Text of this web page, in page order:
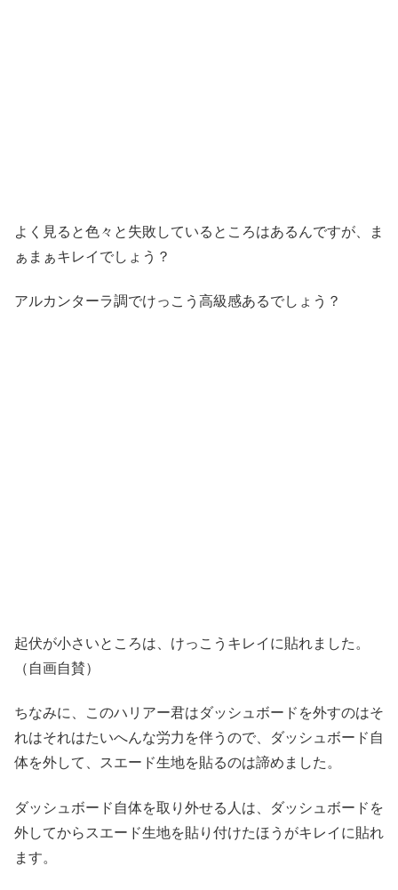
よく見ると色々と失敗しているところはあるんですが、ま
ぁまぁキレイでしょう？
アルカンターラ調でけっこう高級感あるでしょう？
起伏が小さいところは、けっこうキレイに貼れました。
（自画自賛）
ちなみに、このハリアー君はダッシュボードを外すのはそ
れはそれはたいへんな労力を伴うので、ダッシュボード自
体を外して、スエード生地を貼るのは諦めました。
ダッシュボード自体を取り外せる人は、ダッシュボードを
外してからスエード生地を貼り付けたほうがキレイに貼れ
ます。